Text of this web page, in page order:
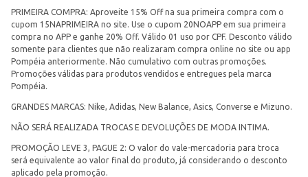
PRIMEIRA COMPRA: Aproveite 15% Off na sua primeira compra com o
cupom 15NAPRIMEIRA no site. Use o cupom 20NOAPP em sua primeira
compra no APP e ganhe 20% Off. Válido 01 uso por CPF. Desconto válido
somente para clientes que não realizaram compra online no site ou app
Pompéia anteriormente. Não cumulativo com outras promoções.
Promoções válidas para produtos vendidos e entregues pela marca
Pompéia.
GRANDES MARCAS: Nike, Adidas, New Balance, Asics, Converse e Mizuno.
NÃO SERÁ REALIZADA TROCAS E DEVOLUÇÕES DE MODA INTIMA.
PROMOÇÃO LEVE 3, PAGUE 2: O valor do vale-mercadoria para troca
será equivalente ao valor final do produto, já considerando o desconto
aplicado pela promoção.